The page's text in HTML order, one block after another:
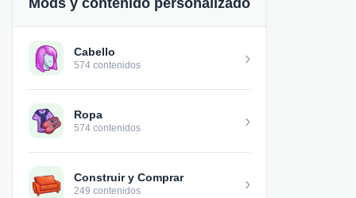
Mods y contenido personalizado
Cabello
574 contenidos ›
Ropa
574 contenidos ›
Construir y Comprar
249 contenidos ›